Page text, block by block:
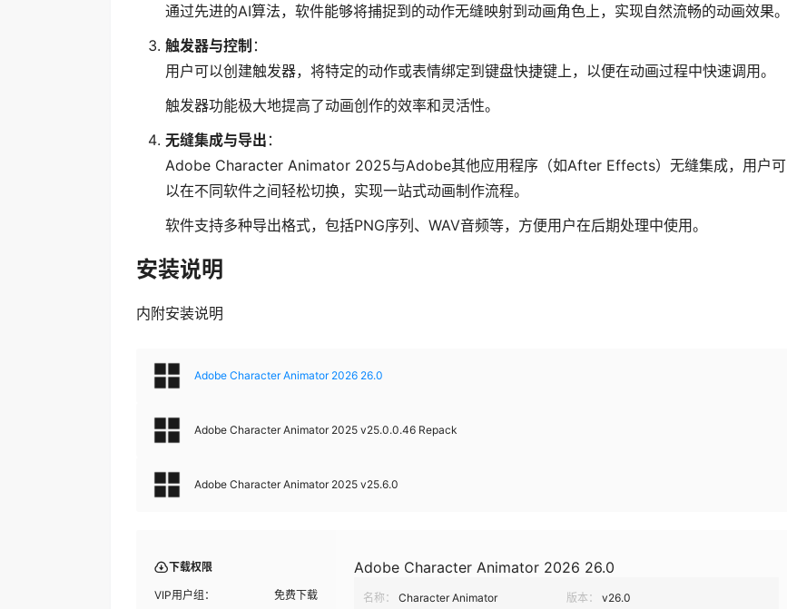
通过先进的AI算法，软件能够将捕捉到的动作无缝映射到动画角色上，实现自然流畅的动画效果。
触发器与控制 ：
用户可以创建触发器，将特定的动作或表情绑定到键盘快捷键上，以便在动画过程中快速调用。
触发器功能极大地提高了动画创作的效率和灵活性。
无缝集成与导出 ：
Adobe Character Animator 2025与Adobe其他应用程序（如After Effects）无缝集成，用户可
以在不同软件之间轻松切换，实现一站式动画制作流程。
软件支持多种导出格式，包括PNG序列、WAV音频等，方便用户在后期处理中使用。
安装说明
内附安装说明
Adobe Character Animator 2026 26.0
Adobe Character Animator 2025 v25.0.0.46 Repack
Adobe Character Animator 2025 v25.6.0
下载权限
VIP用户组： 免费下载
Adobe Character Animator 2026 26.0
名称： Character Animator 版本：
v26.0